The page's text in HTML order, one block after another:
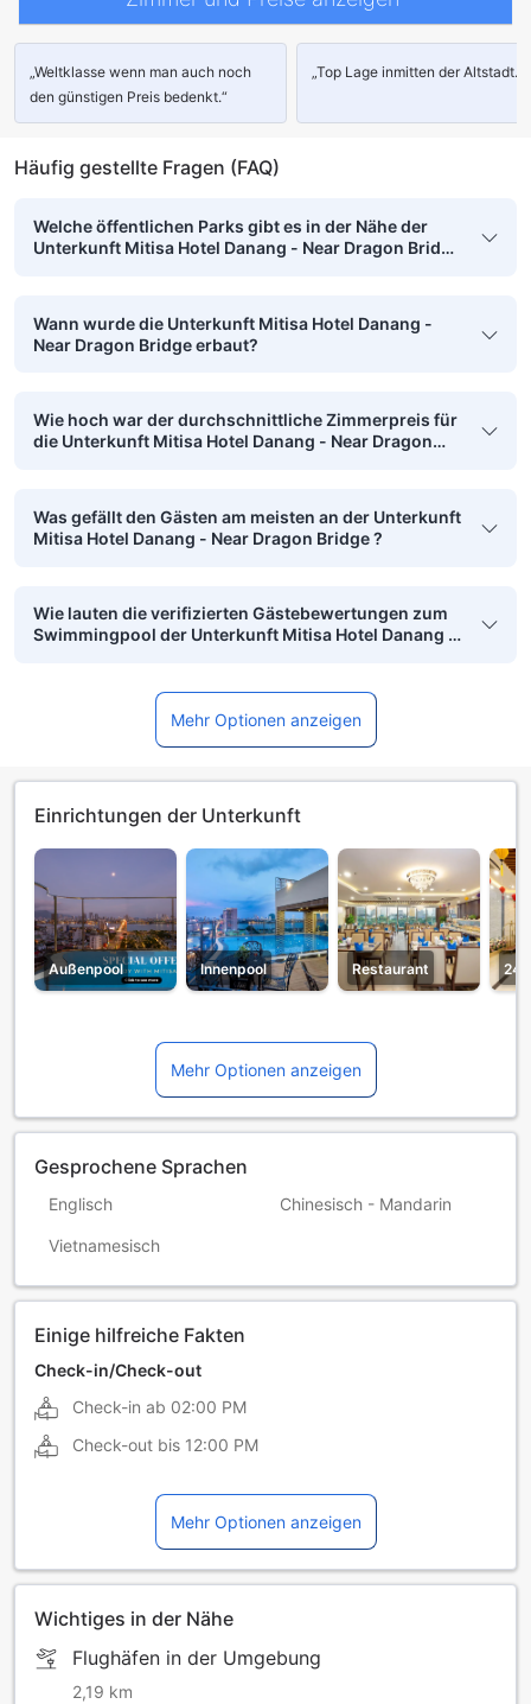
Essbereich (separat)
Fenster
Fenster lassen sich öffnen
Mülleimer
Parkettboden
Schreibtisch
XL-Betten (länger als 2 Meter)
Kleiderschrank
Nähetui
Laptop-Schließfach
Nichtraucher Rauchmelder
Schließfach
Schließfach im Zimmer
Sicherheitsfunktionen
Zugang über Aufzug
„Weltklasse wenn man auch noch
den günstigen Preis bedenkt.“
„Top Lage inmitten der Altstadt.“
Häufig gestellte Fragen (FAQ)
Welche öffentlichen Parks gibt es in der Nähe der
Unterkunft Mitisa Hotel Danang - Near Dragon Bridge
Wann wurde die Unterkunft Mitisa Hotel Danang -
Near Dragon Bridge erbaut?
Wie hoch war der durchschnittliche Zimmerpreis für
die Unterkunft Mitisa Hotel Danang - Near Dragon
Was gefällt den Gästen am meisten an der Unterkunft
Mitisa Hotel Danang - Near Dragon Bridge ?
Wie lauten die verifizierten Gästebewertungen zum
Swimmingpool der Unterkunft Mitisa Hotel Danang -
Mehr Optionen anzeigen
Einrichtungen der Unterkunft
Außenpool Innenpool Restaurant
Mehr Optionen anzeigen
Gesprochene Sprachen
Englisch Chinesisch - Mandarin
Vietnamesisch
Einige hilfreiche Fakten
Check-in/Check-out
Check-in ab 02:00 PM
Check-out bis 12:00 PM
Mehr Optionen anzeigen
Wichtiges in der Nähe
Flughäfen in der Umgebung
2,19 km